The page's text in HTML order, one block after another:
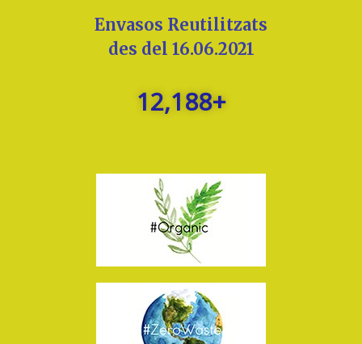
Envasos Reutilitzats
des del 16.06.2021
12,188+